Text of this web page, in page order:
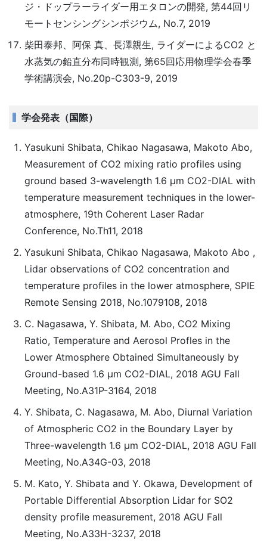
ジ・ドップラーライダー⽤エタロンの開発, 第44回リ
モートセンシングシンポジウム, No.7, 2019
柴田泰邦、阿保 真、長澤親生, ライダーによるCO2 と
水蒸気の鉛直分布同時観測, 第65回応用物理学会春季
学術講演会, No.20p-C303-9, 2019
学会発表（国際）
Yasukuni Shibata, Chikao Nagasawa, Makoto Abo,
Measurement of CO2 mixing ratio profiles using
ground based 3-wavelength 1.6 μm CO2-DIAL with
temperature measurement techniques in the lower-
atmosphere, 19th Coherent Laser Radar
Conference, No.Th11, 2018
Yasukuni Shibata, Chikao Nagasawa, Makoto Abo ,
Lidar observations of CO2 concentration and
temperature profiles in the lower atmosphere, SPIE
Remote Sensing 2018, No.1079108, 2018
C. Nagasawa, Y. Shibata, M. Abo, CO2 Mixing
Ratio, Temperature and Aerosol Profles in the
Lower Atmosphere Obtained Simultaneously by
Ground-based 1.6 μm CO2-DIAL, 2018 AGU Fall
Meeting, No.A31P-3164, 2018
Y. Shibata, C. Nagasawa, M. Abo, Diurnal Variation
of Atmospheric CO2 in the Boundary Layer by
Three-wavelength 1.6 μm CO2-DIAL, 2018 AGU Fall
Meeting, No.A34G-03, 2018
M. Kato, Y. Shibata and Y. Okawa, Development of
Portable Differential Absorption Lidar for SO2
density profile measurement, 2018 AGU Fall
Meeting, No.A33H-3237, 2018